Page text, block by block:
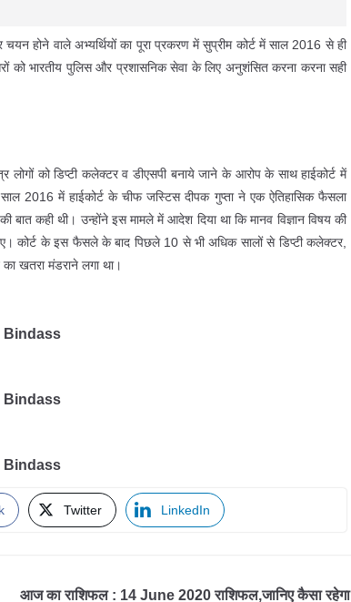
होने वाले अभ्यर्थियों का पूरा प्रकरण में सुप्रीम कोर्ट में साल 2016 से ही
भारतीय पुलिस और प्रशासनिक सेवा के लिए अनुशंसित करना करना सही
लोगों को डिप्टी कलेक्टर व डीएसपी बनाये जाने के आरोप के साथ हाईकोर्ट में
2016 में हाईकोर्ट के चीफ जस्टिस दीपक गुप्ता ने एक ऐतिहासिक फैसला
बात कही थी। उन्होंने इस मामले में आदेश दिया था कि मानव विज्ञान विषय की
कोर्ट के इस फैसले के बाद पिछले 10 से भी अधिक सालों से डिप्टी कलेक्टर,
खतरा मंडराने लगा था।
Bindass
Bindass
Bindass
Twitter LinkedIn
आज का राशिफल : 14 June 2020 राशिफल,जानिए कैसा रहेगा